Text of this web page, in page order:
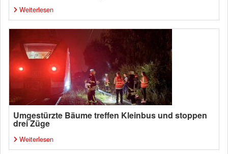
Weiterlesen
Umgestürzte Bäume treffen Kleinbus und stoppen
drei Züge
Weiterlesen